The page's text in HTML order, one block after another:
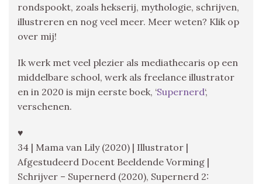
rondspookt, zoals hekserij, mythologie, schrijven,
illustreren en nog veel meer. Meer weten? Klik op
over mij!
Ik werk met veel plezier als mediathecaris op een
middelbare school, werk als freelance illustrator
en in 2020 is mijn eerste boek, ‘Supernerd‘,
verschenen.
♥
34 | Mama van Lily (2020) | Illustrator |
Afgestudeerd Docent Beeldende Vorming |
Schrijver – Supernerd (2020), Supernerd 2: